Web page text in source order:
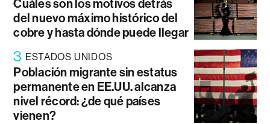
Cuáles son los motivos detrás
del nuevo máximo histórico del
cobre y hasta dónde puede llegar
3 ESTADOS UNIDOS
Población migrante sin estatus
permanente en EE.UU. alcanza
nivel récord: ¿de qué países
vienen?